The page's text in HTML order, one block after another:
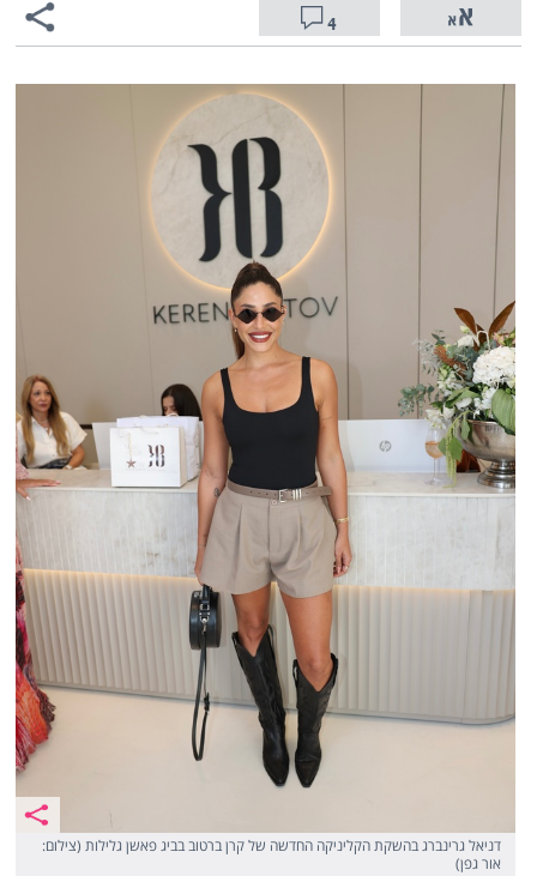
4
דניאל גרינברג בהשקת הקליניקה החדשה של קרן ברטוב בביג פאשן גלילות (צילום:
אור גפן)